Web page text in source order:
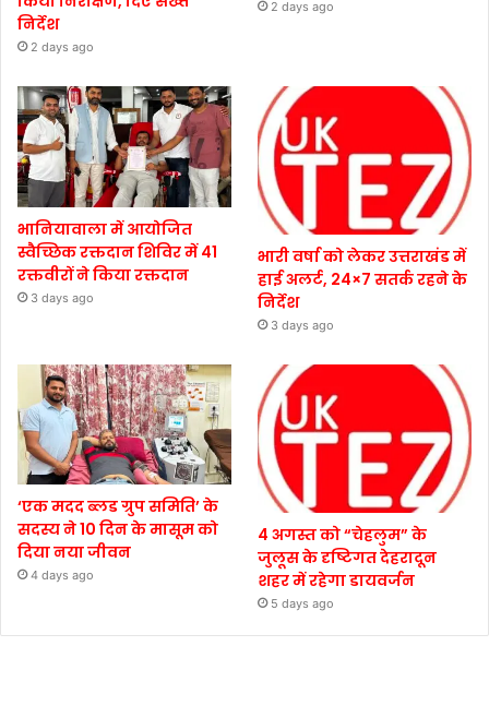
निर्देश
2 days ago
2 days ago
भानियावाला में आयोजित
स्वैच्छिक रक्तदान शिविर में 41
रक्तवीरों ने किया रक्तदान
3 days ago
भारी वर्षा को लेकर उत्तराखंड में
हाई अलर्ट, 24×7 सतर्क रहने के
निर्देश
3 days ago
‘एक मदद ब्लड ग्रुप समिति’ के
सदस्य ने 10 दिन के मासूम को
दिया नया जीवन
4 days ago
4 अगस्त को “चेहलुम” के
जुलूस के दृष्टिगत देहरादून
शहर में रहेगा डायवर्जन
5 days ago